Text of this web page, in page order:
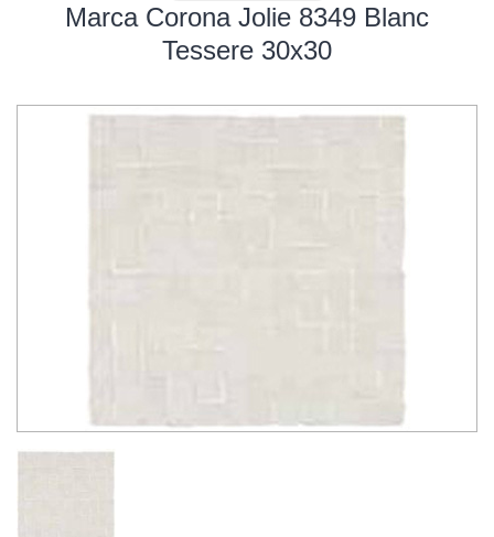
Marca Corona Jolie 8349 Blanc
Tessere 30x30